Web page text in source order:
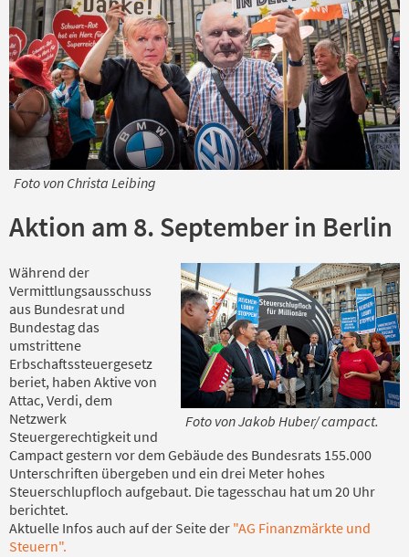
Foto von Christa Leibing
Aktion am 8. September in Berlin
Foto von Jakob Huber/ campact.
Während der
Vermittlungsausschuss
aus Bundesrat und
Bundestag das
umstrittene
Erbschaftssteuergesetz
beriet, haben Aktive von
Attac, Verdi, dem
Netzwerk
Steuergerechtigkeit und
Campact gestern vor dem Gebäude des Bundesrats 155.000
Unterschriften übergeben und ein drei Meter hohes
Steuerschlupfloch aufgebaut. Die tagesschau hat um 20 Uhr
berichtet.
Aktuelle Infos auch auf der Seite der "AG Finanzmärkte und
Steuern".